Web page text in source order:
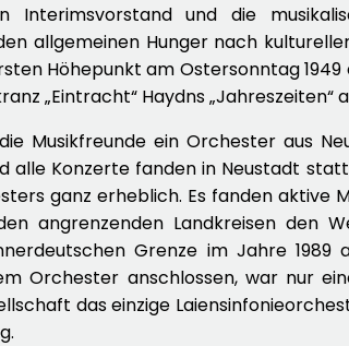
und die
allgemeinen Hunger nach
Höhepunkt am Ostersonntag
„Eintracht“ Haydns „Jahreszeiten“
Musikfreunde ein Orchester aus
alle Konzerte fanden in Neustadt
ganz erheblich. Es fanden aktive
angrenzenden Landkreisen den
Grenze im Jahre 1989
Orchester anschlossen, war nur
das einzige